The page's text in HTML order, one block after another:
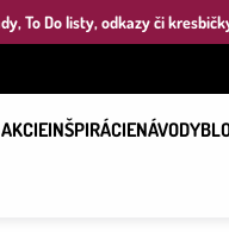
To Do listy, odkazy či
INŠPIRÁCIENÁVODY